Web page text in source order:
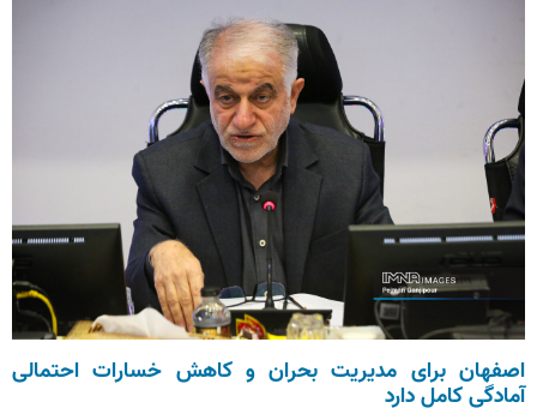
اصفهان برای مدیریت بحران و کاهش خسارات احتمالی
آمادگی کامل دارد